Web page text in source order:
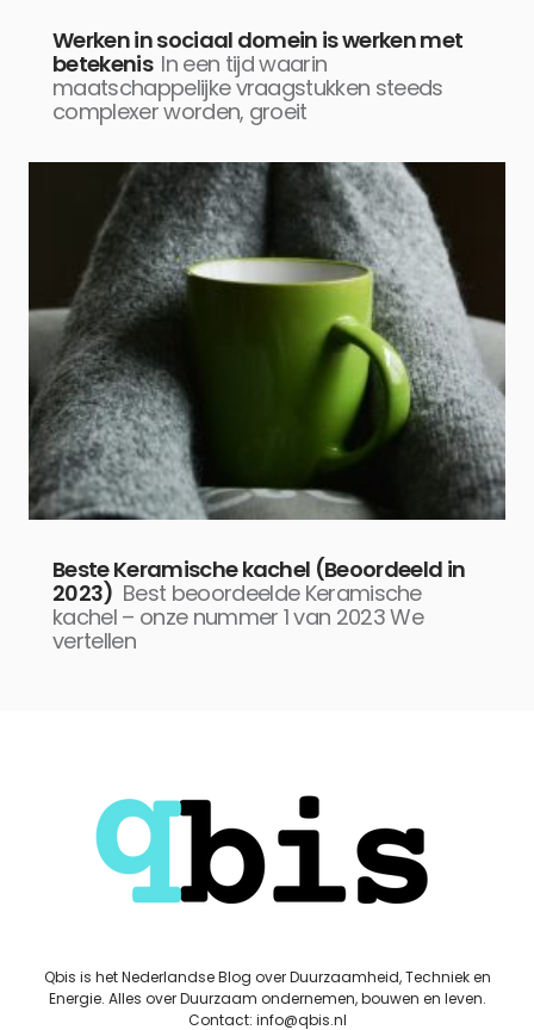
Werken in sociaal domein is werken met
betekenis In een tijd waarin
maatschappelijke vraagstukken steeds
complexer worden, groeit
Beste Keramische kachel (Beoordeeld in
2023) Best beoordeelde Keramische
kachel – onze nummer 1 van 2023 We
vertellen
Qbis is het Nederlandse Blog over Duurzaamheid, Techniek en
Energie. Alles over Duurzaam ondernemen, bouwen en leven.
Contact: info@qbis.nl